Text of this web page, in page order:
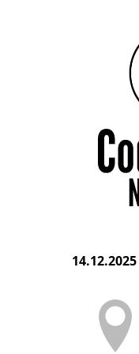
CoderDojo
Nürnberg
14.12.2025